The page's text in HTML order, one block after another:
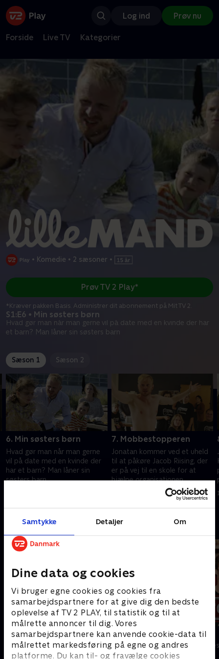
Samtykke Detaljer Om
Dine data og cookies
Vi bruger egne cookies og cookies fra
samarbejdspartnere for at give dig den bedste
oplevelse af TV 2 PLAY, til statistik og til at
målrette annoncer til dig. Vores
samarbejdspartnere kan anvende cookie-data til
målrettet markedsføring på egne og andres
platforme. Du kan til- og fravælge cookies
Log ind Prøv nu
Forside Live TV Kategorier
• Komedie • 2 sæsoner •
S1:E6 • Min søsters børn
Hvad gør man når man gerne vil på date med en kvinde der har
et barn? Man låner sin søsters barn
Prøv TV 2 Play*
*Kræver pakken Basis. Administrer dit abonnement på Mit TV 2.
Sæson 1 Sæson 2
6. Min søsters børn
Hvad gør man når man gerne
vil på date med en kvinde der
har et barn? Man låner sin
søsters barn
7. Mobbestopperen
Jonatan kommer ved et uheld
til at påkøre Jacob Riising, der
er på vej til en skole for at
hjælpe organisationen
"Mobbestop Danmark"
11. maj 2015 • 25 min
Andre så også
Kristian
Komedie • 2 sæsoner
Tomgang
Komedie • 3